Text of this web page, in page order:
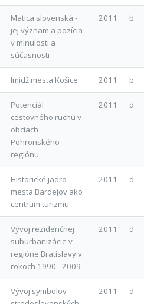
Matica slovenská -
jej význam a pozícia
v minulosti a
súčasnosti
2011 b
Imidž mesta Košice 2011 b
Potenciál
cestovného ruchu v
obciach
Pohronského
regiónu
2011 d
Historické jadro
mesta Bardejov ako
centrum turizmu
2011 d
Vývoj rezidenčnej
suburbanizácie v
regióne Bratislavy v
rokoch 1990 - 2009
2011 d
Vývoj symbolov
2011 d